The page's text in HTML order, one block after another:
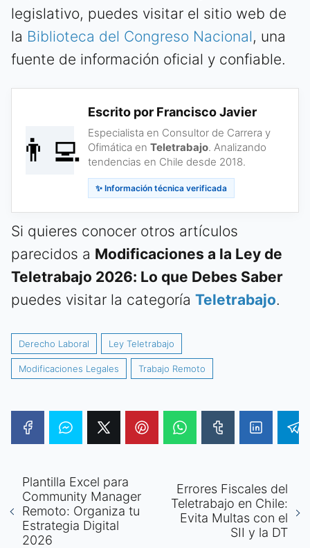
legislativo, puedes visitar el sitio web de
la Biblioteca del Congreso Nacional, una
fuente de información oficial y confiable.
👨‍💻
Escrito por Francisco Javier
Especialista en Consultor de Carrera y
Ofimática en Teletrabajo. Analizando
tendencias en Chile desde 2018.
✨ Información técnica verificada
Si quieres conocer otros artículos
parecidos a Modificaciones a la Ley de
Teletrabajo 2026: Lo que Debes Saber
puedes visitar la categoría Teletrabajo.
Derecho Laboral Ley Teletrabajo
Modificaciones Legales Trabajo Remoto
Plantilla Excel para
Community Manager
Remoto: Organiza tu
Estrategia Digital
2026
Errores Fiscales del
Teletrabajo en Chile:
Evita Multas con el
SII y la DT